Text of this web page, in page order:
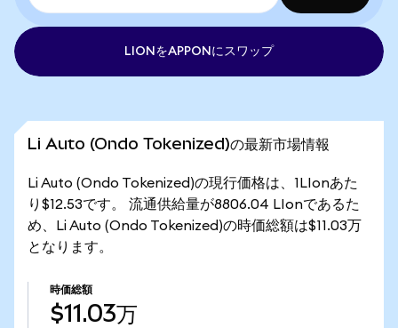
LIONをAPPONにスワップ
Li Auto (Ondo Tokenized)の最新市場情報
Li Auto (Ondo Tokenized)の現行価格は、1LIonあた
り$12.53です。 流通供給量が8806.04 LIonであるた
め、Li Auto (Ondo Tokenized)の時価総額は$11.03万
となります。
時価総額
$11.03万